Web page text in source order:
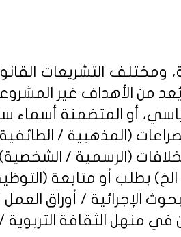
ومختلف التشريعات
من الأهداف غير